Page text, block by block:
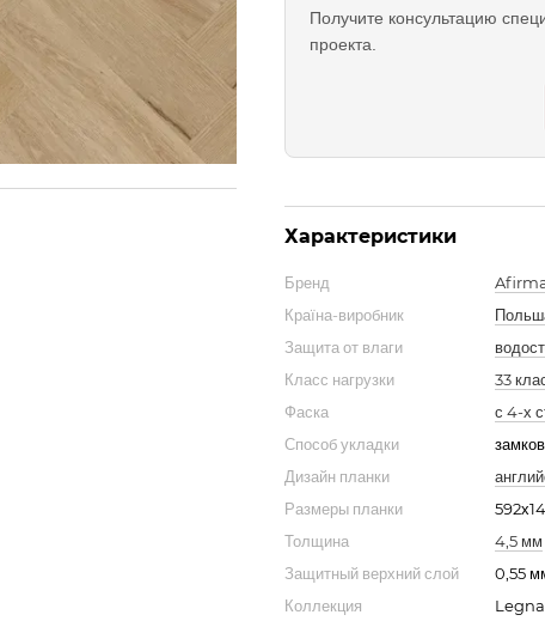
Получите консультацию
проекта.
Характеристики
Бренд
Країна-виробник
Защита от влаги
Класс нагрузки
33
Фаска
с 4-х
Способ укладки
Дизайн планки
Размеры планки
Толщина
4,5 мм
Защитный верхний слой
0,55
Коллекция